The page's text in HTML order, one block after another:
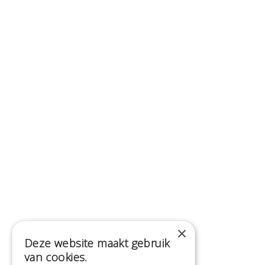
×
Deze website maakt gebruik
van cookies.